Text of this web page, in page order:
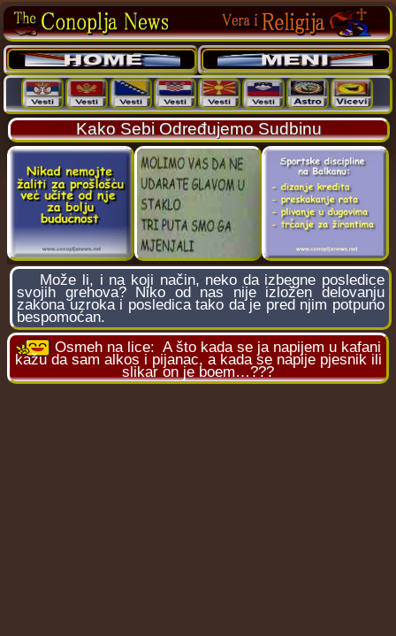
Kako Sebi Određujemo Sudbinu
Može li, i na koji način, neko da izbegne posledice
svojih grehova? Niko od nas nije izložen delovanju
zakona uzroka i posledica tako da je pred njim potpuno
bespomoćan.
Osmeh na lice: A što kada se ja napijem u kafani
kažu da sam alkos i pijanac, a kada se napije pjesnik ili
slikar on je boem…???